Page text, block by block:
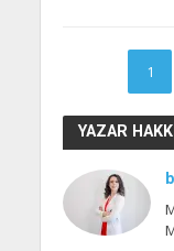
1
YAZAR